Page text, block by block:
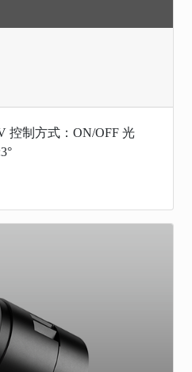
控制方式：ON/OFF 光